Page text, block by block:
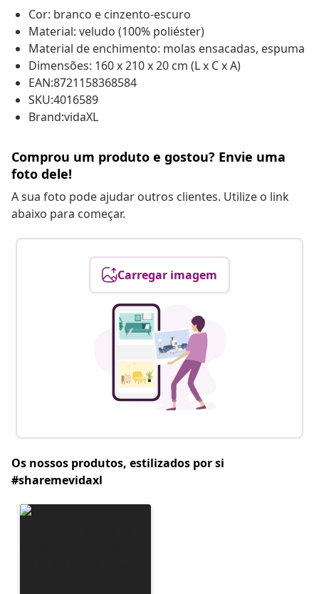
Cor: branco e cinzento-escuro
Material: veludo (100% poliéster)
Material de enchimento: molas ensacadas, espuma
Dimensões: 160 x 210 x 20 cm (L x C x A)
EAN:8721158368584
SKU:4016589
Brand:vidaXL
Comprou um produto e gostou? Envie uma
foto dele!
A sua foto pode ajudar outros clientes. Utilize o link
abaixo para começar.
Carregar imagem
Os nossos produtos, estilizados por si
#sharemevidaxl